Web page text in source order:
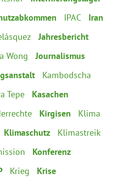
IPAC
Iran
Jahresbericht
Wong
Journalismus
Kambodscha
Tepe
Kasachen
Kirgisen
Klima
Klimaschutz
Klimastreik
Konferenz
Krieg
Krise